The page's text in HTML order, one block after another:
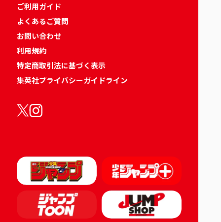
ご利用ガイド
よくあるご質問
お問い合わせ
利用規約
特定商取引法に基づく表示
集英社プライバシーガイドライン